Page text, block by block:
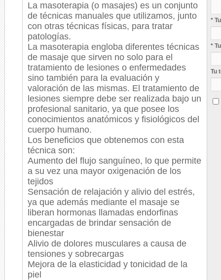
La masoterapia (o masajes) es un conjunto
de técnicas manuales que utilizamos, junto
con otras técnicas físicas, para tratar
patologías.
La masoterapia engloba diferentes técnicas
de masaje que sirven no solo para el
tratamiento de lesiones o enfermedades
sino también para la evaluación y
valoración de las mismas. El tratamiento de
lesiones siempre debe ser realizada bajo un
profesional sanitario, ya que posee los
conocimientos anatómicos y fisiológicos del
cuerpo humano.
Los beneficios que obtenemos con esta
técnica son:
Aumento del flujo sanguíneo, lo que permite
a su vez una mayor oxigenación de los
tejidos
Sensación de relajación y alivio del estrés,
ya que además mediante el masaje se
liberan hormonas llamadas endorfinas
encargadas de brindar sensación de
bienestar
Alivio de dolores musculares a causa de
tensiones y sobrecargas
Mejora de la elasticidad y tonicidad de la
piel
*
*
Tu